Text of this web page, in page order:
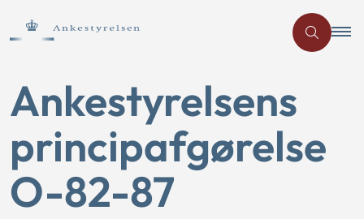
Ankestyrelsens
principafgørelse
O-82-87